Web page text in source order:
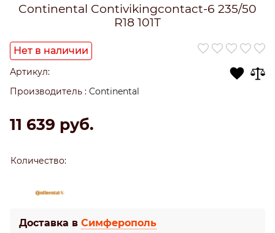
Continental Contivikingcontact-6 235/50
R18 101T
Нет в наличии
Артикул:
Производитель : Continental
11 639 руб.
Количество:
Доставка в Симферополь